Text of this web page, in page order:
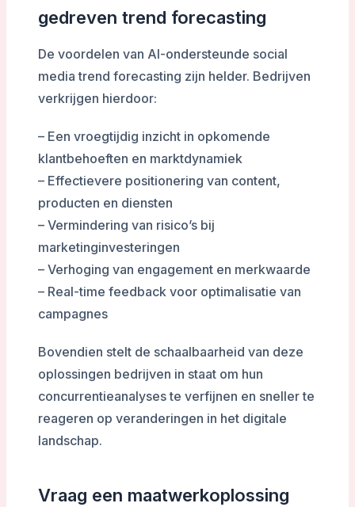
gedreven trend forecasting
De voordelen van AI-ondersteunde social
media trend forecasting zijn helder. Bedrijven
verkrijgen hierdoor:
– Een vroegtijdig inzicht in opkomende
klantbehoeften en marktdynamiek
– Effectievere positionering van content,
producten en diensten
– Vermindering van risico’s bij
marketinginvesteringen
– Verhoging van engagement en merkwaarde
– Real-time feedback voor optimalisatie van
campagnes
Bovendien stelt de schaalbaarheid van deze
oplossingen bedrijven in staat om hun
concurrentieanalyses te verfijnen en sneller te
reageren op veranderingen in het digitale
landschap.
Vraag een maatwerkoplossing